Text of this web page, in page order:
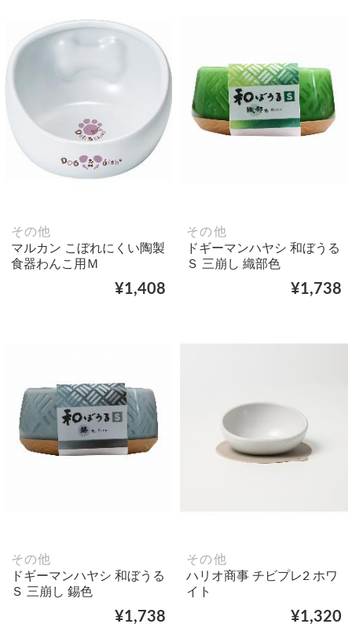
その他
マルカン こぼれにくい陶製
食器わんこ用Ｍ
¥1,408
その他
ドギーマンハヤシ 和ぼうる
Ｓ 三崩し 織部色
¥1,738
その他
ドギーマンハヤシ 和ぼうる
Ｓ 三崩し 錫色
¥1,738
その他
ハリオ商事 チビプレ2 ホワ
イト
¥1,320